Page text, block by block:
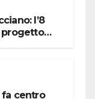
l’8
progetto
fa centro